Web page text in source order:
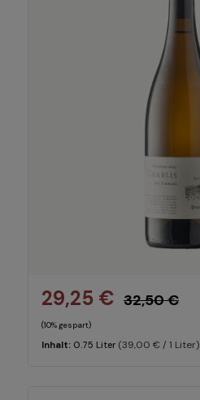
29,25 € 32,50 €
(10% gespart)
Inhalt: 0.75 Liter (39,00 € / 1 Liter)